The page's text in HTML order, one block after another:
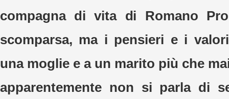
compagna di vita di Romano
scomparsa, ma i pensieri e i
una moglie e a un marito più che
apparentemente non si parla di